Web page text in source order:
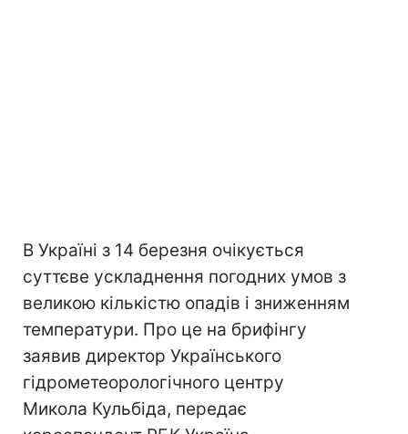
В Україні з 14 березня очікується
суттєве ускладнення погодних умов з
великою кількістю опадів і зниженням
температури. Про це на брифінгу
заявив директор Українського
гідрометеорологічного центру
Микола Кульбіда, передає